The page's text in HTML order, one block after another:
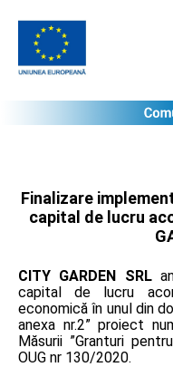
Finalizare
capital de lucru
CITY GARDEN SRL
capital de lucru
economică în unul din
anexa nr.2” proiect
Măsurii ”Granturi
OUG nr 130/2020.